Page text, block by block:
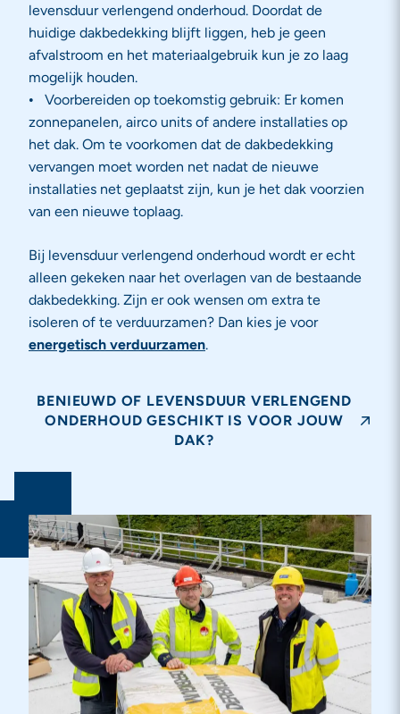
levensduur verlengend onderhoud. Doordat de
huidige dakbedekking blijft liggen, heb je geen
afvalstroom en het materiaalgebruik kun je zo laag
mogelijk houden.
Voorbereiden op toekomstig gebruik: Er komen
zonnepanelen, airco units of andere installaties op
het dak. Om te voorkomen dat de dakbedekking
vervangen moet worden net nadat de nieuwe
installaties net geplaatst zijn, kun je het dak voorzien
van een nieuwe toplaag.
Bij levensduur verlengend onderhoud wordt er echt
alleen gekeken naar het overlagen van de bestaande
dakbedekking. Zijn er ook wensen om extra te
isoleren of te verduurzamen? Dan kies je voor
energetisch verduurzamen.
BENIEUWD OF LEVENSDUUR VERLENGEND
ONDERHOUD GESCHIKT IS VOOR JOUW
DAK?